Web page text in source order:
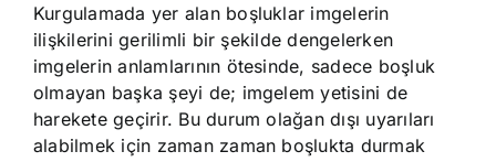
Kurgulamada yer alan boşluklar imgelerin
ilişkilerini gerilimli bir şekilde dengelerken
imgelerin anlamlarının ötesinde, sadece boşluk
olmayan başka şeyi de; imgelem yetisini de
harekete geçirir. Bu durum olağan dışı uyarıları
alabilmek için zaman zaman boşlukta durmak